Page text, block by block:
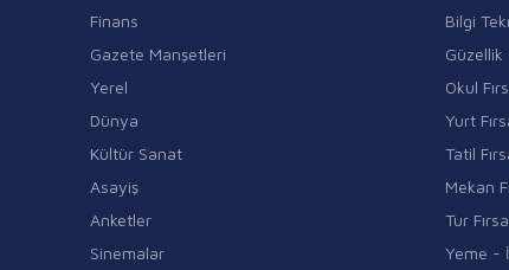
Finans
Gazete Manşetleri
Yerel
Dünya
Kültür Sanat
Asayiş
Anketler
Sinemalar
Bilgi
Okul
Yurt
Tatil
Mekan
Tur
Yeme -